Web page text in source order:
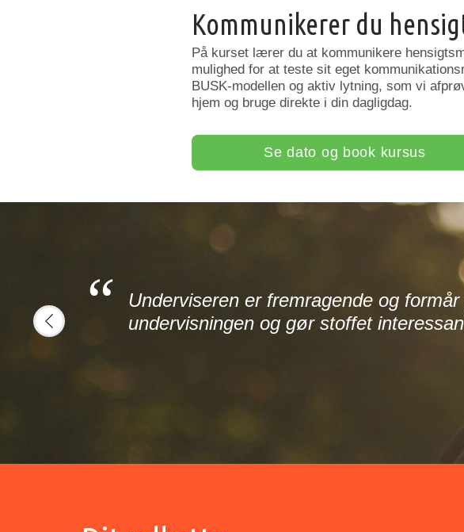
Kommunikerer du
På kurset lærer du at kommunikere
mulighed for at teste sit eget
BUSK-modellen og aktiv lytning, som vi
hjem og bruge direkte i din dagligdag.
Se dato og book kursus
Underviseren er fremragende og
undervisningen og gør stoffet interessant
prev